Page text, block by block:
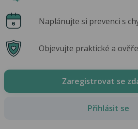
Naplánujte si prevenci s
Objevujte praktické a
Zaregistrovat se
Přihlásit se